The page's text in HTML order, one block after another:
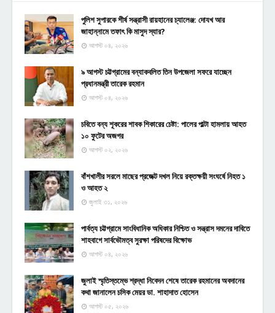
পুলিশ সুপারকে শীর্ষ সন্ত্রাসী রায়হানের চ্যালেঞ্জ: দোযখ আর
জাহান্নামে তফাৎ কি মাসুদ স্যার?
আগস্ট ০৪, ২০২৬
৯ আগস্ট চট্টগ্রামের বন্যাকবলিত তিন উপজেলা সফরে যাচ্ছেন
প্রধানমন্ত্রী তারেক রহমান
আগস্ট ০৪, ২০২৬
চবিতে বন্য শূকরের শাবক শিকারের চেষ্টা: পালের পাল্টা হামলায় আহত
১০ ফুটের অজগর
আগস্ট ০২, ২০২৬
বাঁশখালীর সরলে মাছের প্রজেক্ট দখল নিয়ে রক্তক্ষয়ী সংঘর্ষে নিহত ১
ও আহত ২
জুলাই ৩১, ২০২৬
পার্বত্য চট্টগ্রামে সাংবিধানিক অধিকার নিশ্চিত ও সন্ত্রাস দমনের দাবিতে
শাহবাগে সার্বভৌমত্ব সুরক্ষা পরিষদের বিক্ষোভ
আগস্ট ০৪, ২০২৬
জুলাই স্মৃতিস্তম্ভে শ্রদ্ধা নিবেদন শেষে তারেক রহমানের অবদানের
কথা জানালেন চসিক মেয়র ডা. শাহাদাত হোসেন
আগস্ট ০৫, ২০২৬